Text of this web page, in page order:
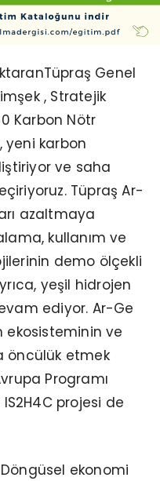
Genel
, Stratejik
Karbon Nötr
karbon
ve saha
Tüpraş Ar-
azaltmaya
kullanım ve
demo ölçekli
yeşil hidrojen
ediyor. Ar-Ge
ekosisteminin ve
öncülük etmek
Programı
projesi de
ekonomi